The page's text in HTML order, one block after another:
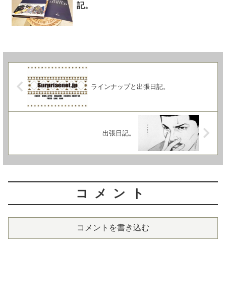
記。
ラインナップと出張日記。
出張日記。
コメント
コメントを書き込む